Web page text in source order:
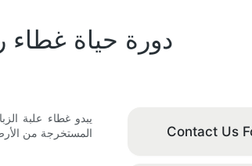
دورة حياة غطاء
يبدو غطاء علبة
المستخرجة من
Contact Us